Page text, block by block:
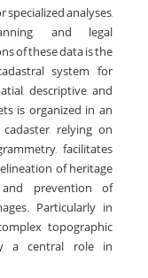
specialized analyses,
and legal
of these data is the
system for
descriptive, and
is organized in an
relying on
facilitates
of heritage
prevention of
Particularly in
topographic
a central role in